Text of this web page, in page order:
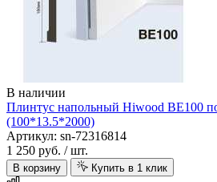
В наличии
Плинтус напольный Hiwood BE100
(100*13.5*2000)
Артикул: sn-72316814
1 250 руб. / шт.
В корзину Купить в 1 клик